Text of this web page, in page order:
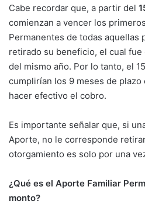
Cabe recordar que, a partir del
comienzan a vencer los
Permanentes de todas aquellas
retirado su beneficio, el cual
del mismo año. Por lo tanto, el
cumplirían los 9 meses de plazo
hacer efectivo el cobro.
Es importante señalar que, si
Aporte, no le corresponde
otorgamiento es solo por una
¿Qué es el Aporte Familiar
monto?